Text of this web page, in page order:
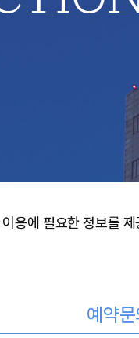
용에 필요한 정보를
예약